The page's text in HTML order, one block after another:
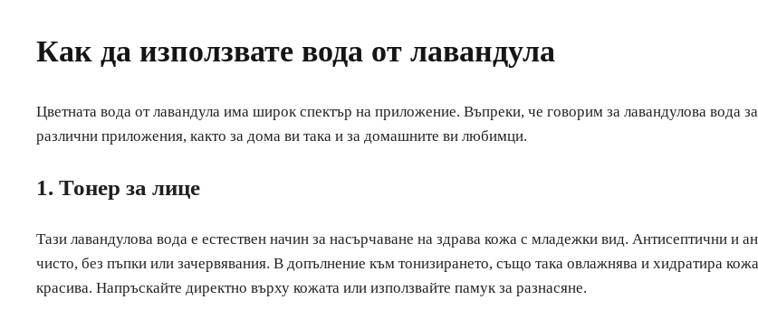
Как да използвате вода от лавандула
Цветната вода от лавандула има широк спектър на приложение. Въпреки, че говорим за лавандулова вода
различни приложения, както за дома ви така и за домашните ви любимци.
1. Тонер за лице
Тази лавандулова вода е естествен начин за насърчаване на здрава кожа с младежки вид. Антисептични и
чисто, без пъпки или зачервявания. В допълнение към тонизирането, също така овлажнява и хидратира
красива. Напръскайте директно върху кожата или използвайте памук за разнасяне.